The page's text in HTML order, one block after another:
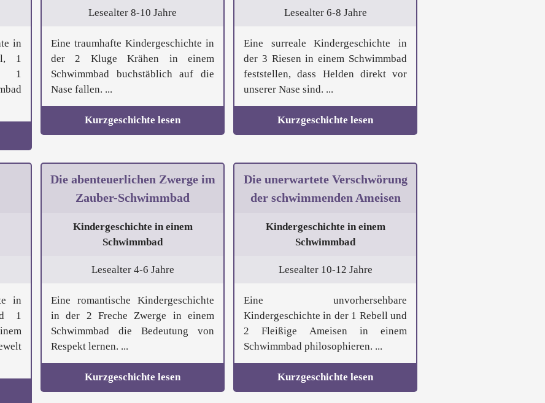
in
1
1
Lesealter 8-10 Jahre
Eine traumhafte Kindergeschichte in
der 2 Kluge Krähen in einem
Schwimmbad buchstäblich auf die
Nase fallen. ...
Kurzgeschichte lesen
Lesealter 6-8 Jahre
Eine surreale Kindergeschichte in
der 3 Riesen in einem Schwimmbad
feststellen, dass Helden direkt vor
unserer Nase sind. ...
Kurzgeschichte lesen
in
1
Die abenteuerlichen Zwerge im
Zauber-Schwimmbad
Kindergeschichte in einem
Schwimmbad
Lesealter 4-6 Jahre
Eine romantische Kindergeschichte
in der 2 Freche Zwerge in einem
Schwimmbad die Bedeutung von
Respekt lernen. ...
Kurzgeschichte lesen
Die unerwartete Verschwörung
der schwimmenden Ameisen
Kindergeschichte in einem
Schwimmbad
Lesealter 10-12 Jahre
Eine unvorhersehbare
Kindergeschichte in der 1 Rebell und
2 Fleißige Ameisen in einem
Schwimmbad philosophieren. ...
Kurzgeschichte lesen